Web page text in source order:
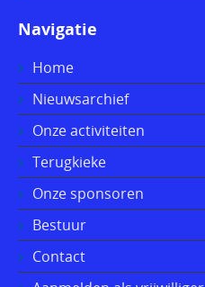
Navigatie
Home
Nieuwsarchief
Onze activiteiten
Terugkieke
Onze sponsoren
Bestuur
Contact